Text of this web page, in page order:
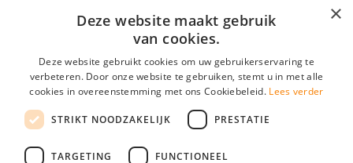
E-mail*
Wachtwoord
login gegevens onthouden
login
×
Deze website maakt gebruik
van cookies.
Deze website gebruikt cookies om uw gebruikerservaring te
verbeteren. Door onze website te gebruiken, stemt u in met alle
cookies in overeenstemming met ons Cookiebeleid. Lees verder
STRIKT NOODZAKELIJK PRESTATIE
TARGETING FUNCTIONEEL